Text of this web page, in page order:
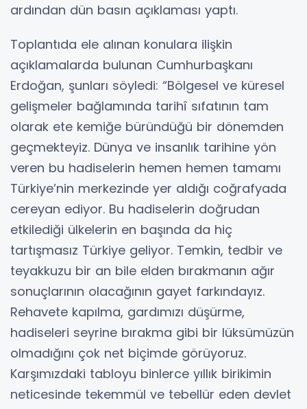
ardından dün basın açıklaması yaptı.
Toplantıda ele alınan konulara ilişkin
açıklamalarda bulunan Cumhurbaşkanı
Erdoğan, şunları söyledi: “Bölgesel ve küresel
gelişmeler bağlamında tarihî sıfatının tam
olarak ete kemiğe büründüğü bir dönemden
geçmekteyiz. Dünya ve insanlık tarihine yön
veren bu hadiselerin hemen hemen tamamı
Türkiye’nin merkezinde yer aldığı coğrafyada
cereyan ediyor. Bu hadiselerin doğrudan
etkilediği ülkelerin en başında da hiç
tartışmasız Türkiye geliyor. Temkin, tedbir ve
teyakkuzu bir an bile elden bırakmanın ağır
sonuçlarının olacağının gayet farkındayız.
Rehavete kapılma, gardımızı düşürme,
hadiseleri seyrine bırakma gibi bir lüksümüzün
olmadığını çok net biçimde görüyoruz.
Karşımızdaki tabloyu binlerce yıllık birikimin
neticesinde tekemmül ve tebellür eden devlet